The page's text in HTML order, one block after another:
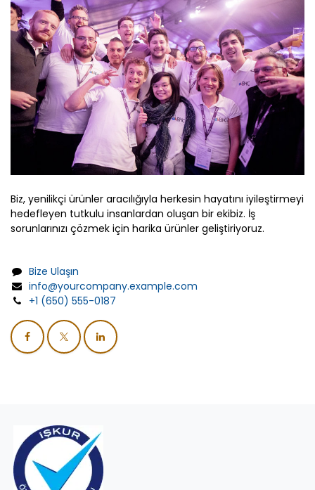
Biz, yenilikçi ürünler aracılığıyla herkesin hayatını iyileştirmeyi
hedefleyen tutkulu insanlardan oluşan bir ekibiz. İş
sorunlarınızı çözmek için harika ürünler geliştiriyoruz.
Bize Ulaşın
info@yourcompany.example.com
+1 (650) 555-0187